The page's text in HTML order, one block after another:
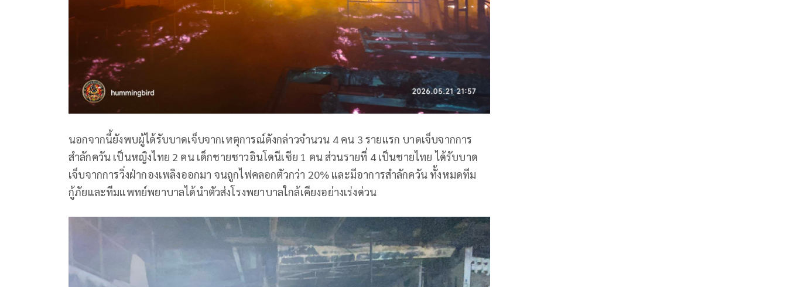
นอกจากนี้ยังพบผู้ได้รับบาดเจ็บจากเหตุการณ์ดังกล่าวจำนวน 4 คน 3 รายแรก บาดเจ็บจากการ
สำลักควัน เป็นหญิงไทย 2 คน เด็กชายชาวอินโดนีเซีย 1 คน ส่วนรายที่ 4 เป็นชายไทย ได้รับบาด
เจ็บจากการวิ่งฝ่ากองเพลิงออกมา จนถูกไฟคลอกตัวกว่า 20% และมีอาการสำลักควัน ทั้งหมดทีม
กู้ภัยและทีมแพทย์พยาบาลได้นำตัวส่งโรงพยาบาลใกล้เคียงอย่างเร่งด่วน